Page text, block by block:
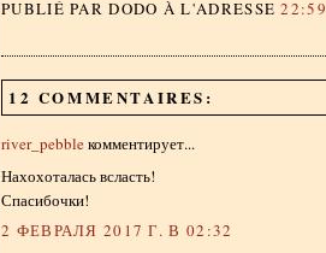
PUBLIÉ PAR DODO À L'ADRESSE22:59
12 COMMENTAIRES:
river_pebbleкомментирует...
Нахохоталась всласть!
Спасибочки!
2 ФЕВРАЛЯ 2017 Г. В 02:32